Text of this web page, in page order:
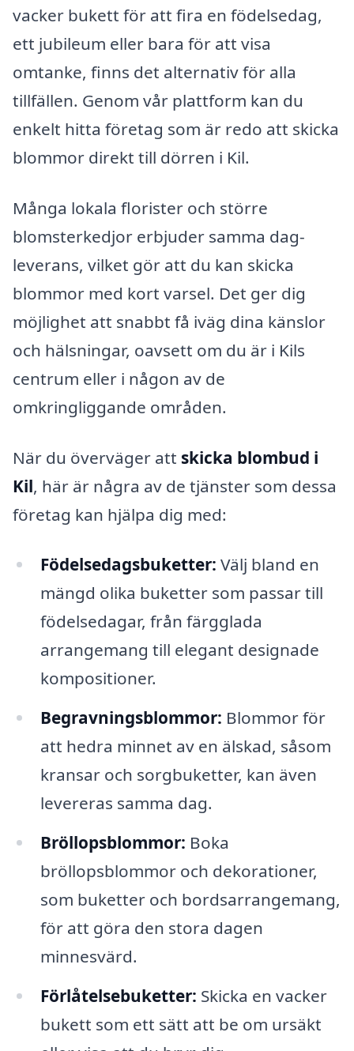
vacker bukett för att fira en födelsedag,
ett jubileum eller bara för att visa
omtanke, finns det alternativ för alla
tillfällen. Genom vår plattform kan du
enkelt hitta företag som är redo att skicka
blommor direkt till dörren i Kil.
Många lokala florister och större
blomsterkedjor erbjuder samma dag-
leverans, vilket gör att du kan skicka
blommor med kort varsel. Det ger dig
möjlighet att snabbt få iväg dina känslor
och hälsningar, oavsett om du är i Kils
centrum eller i någon av de
omkringliggande områden.
När du överväger att skicka blombud i
Kil, här är några av de tjänster som dessa
företag kan hjälpa dig med:
Födelsedagsbuketter: Välj bland en
mängd olika buketter som passar till
födelsedagar, från färgglada
arrangemang till elegant designade
kompositioner.
Begravningsblommor: Blommor för
att hedra minnet av en älskad, såsom
kransar och sorgbuketter, kan även
levereras samma dag.
Bröllopsblommor: Boka
bröllopsblommor och dekorationer,
som buketter och bordsarrangemang,
för att göra den stora dagen
minnesvärd.
Förlåtelsebuketter: Skicka en vacker
bukett som ett sätt att be om ursäkt